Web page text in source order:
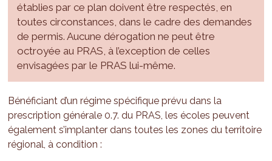
établies par ce plan doivent être respectés, en
toutes circonstances, dans le cadre des demandes
de permis. Aucune dérogation ne peut être
octroyée au PRAS, à l’exception de celles
envisagées par le PRAS lui-même.
Bénéficiant d’un régime spécifique prévu dans la
prescription générale 0.7. du PRAS, les écoles peuvent
également s’implanter dans toutes les zones du territoire
régional, à condition :